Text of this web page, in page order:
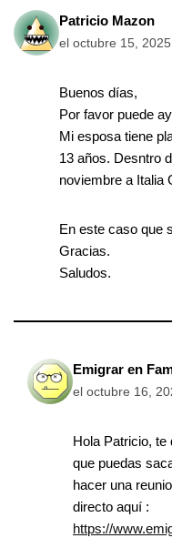
Patricio Mazon
el octubre 15,
Buenos días,
Por favor puede
Mi esposa tiene
13 años. Desntro
noviembre a Italia
En este caso que
Gracias.
Saludos.
Emigrar en
el octubre 16,
Hola Patricio, te
que puedas
hacer una
directo aquí :
https://